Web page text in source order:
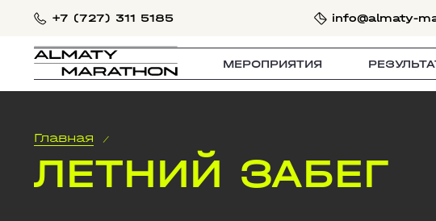
+7 (727) 311 5185 info@almaty-
МЕРОПРИЯТИЯ
Главная /
ЛЕТНИЙ ЗАБЕГ